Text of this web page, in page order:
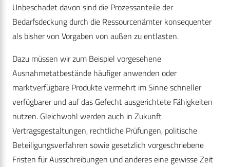
Unbeschadet davon sind die Prozessanteile der
Bedarfsdeckung durch die Ressourcenämter konsequenter
als bisher von Vorgaben von außen zu entlasten.
Dazu müssen wir zum Beispiel vorgesehene
Ausnahmetatbestände häufiger anwenden oder
marktverfügbare Produkte vermehrt im Sinne schneller
verfügbarer und auf das Gefecht ausgerichtete Fähigkeiten
nutzen. Gleichwohl werden auch in Zukunft
Vertragsgestaltungen, rechtliche Prüfungen, politische
Beteiligungsverfahren sowie gesetzlich vorgeschriebene
Fristen für Ausschreibungen und anderes eine gewisse Zeit